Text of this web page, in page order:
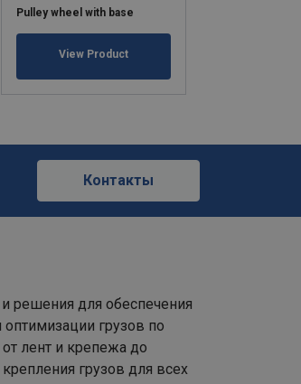
Pulley wheel with base
View Product
Контакты
решения для обеспечения
грузов по
лент и крепежа до
грузов для всех